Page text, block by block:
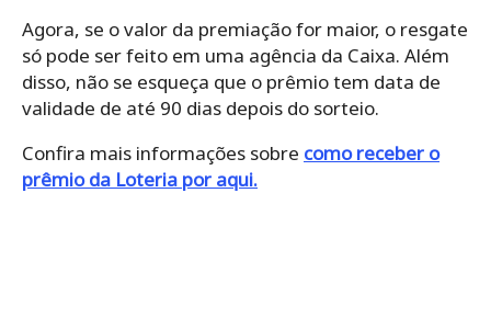
Agora, se o valor da premiação for maior, o resgate
só pode ser feito em uma agência da Caixa. Além
disso, não se esqueça que o prêmio tem data de
validade de até 90 dias depois do sorteio.
Confira mais informações sobre como receber o
prêmio da Loteria por aqui.